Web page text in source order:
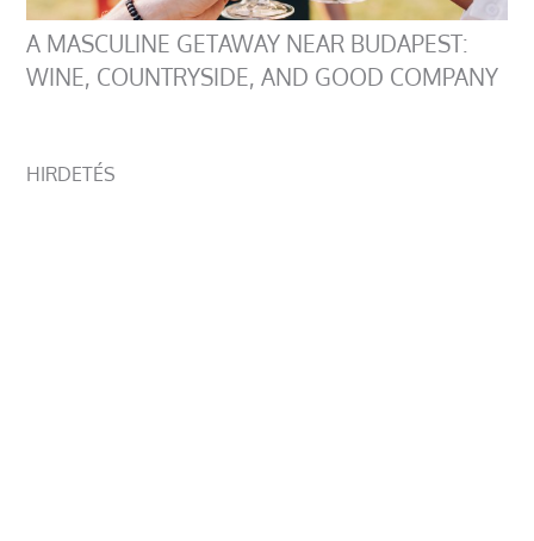
A MASCULINE GETAWAY NEAR BUDAPEST:
WINE, COUNTRYSIDE, AND GOOD COMPANY
HIRDETÉS